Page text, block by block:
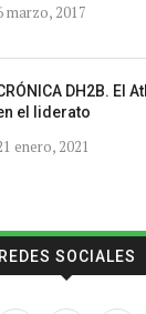
marzo, 2017
DH2B. El
el liderato
enero, 2021
REDES SOCIALES